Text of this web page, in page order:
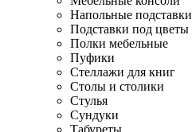
Напольные подставки
Подставки под цветы
Полки мебельные
Пуфики
Стеллажи для книг
Столы и столики
Стулья
Сундуки
Табуреты